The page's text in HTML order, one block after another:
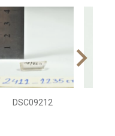
DSC09212